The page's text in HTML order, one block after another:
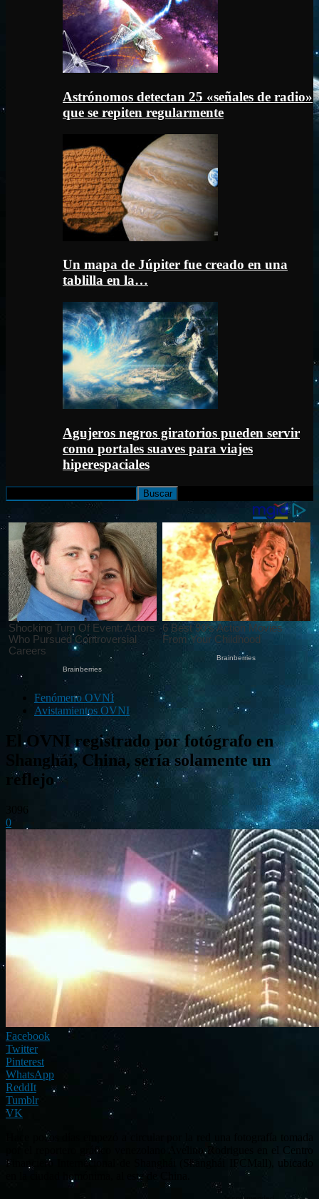
Astrónomos detectan 25 «señales de radio»
que se repiten regularmente
Un mapa de Júpiter fue creado en una
tablilla en la…
Agujeros negros giratorios pueden servir
como portales suaves para viajes
hiperespaciales
Fenómeno OVNI
Avistamientos OVNI
El OVNI registrado por fotógrafo en
Shanghái, China, sería solamente un
reflejo
0
Facebook
Twitter
Pinterest
WhatsApp
ReddIt
Tumblr
VK
Hace pocos días empezó a circular por la red una fotografía tomada
por el reportero gráfico venezolano Avelino Rodrigues en el Centro
Financiero Internacional de Shanghái (Shanghái IFCMall), ubicado
en la ciudad homónima, al este de China.